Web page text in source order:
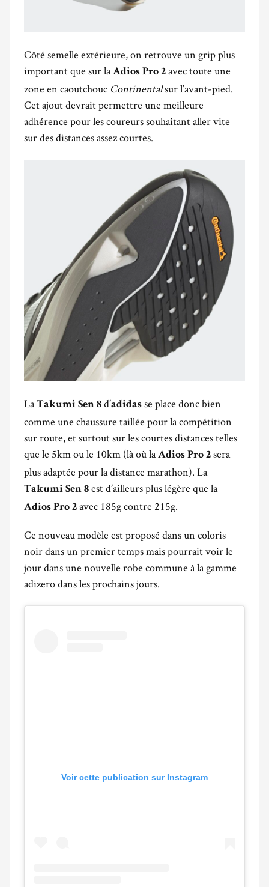
Côté semelle extérieure, on retrouve un grip plus
important que sur laAdios Pro 2 avec toute une
zone en caoutchouc Continentalsur l’avant-pied.
Cet ajout devrait permettre une meilleure
adhérence pour les coureurs souhaitant aller vite
sur des distances assez courtes.
LaTakumi Sen 8 d’adidas se place donc bien
comme une chaussure taillée pour la compétition
sur route, et surtout sur les courtes distances telles
que le 5km ou le 10km (là où laAdios Pro 2 sera
plus adaptée pour la distance marathon). La
Takumi Sen 8 est d’ailleurs plus légère que la
Adios Pro 2 avec 185g contre 215g.
Ce nouveau modèle est proposé dans un coloris
noir dans un premier temps mais pourrait voir le
jour dans une nouvelle robe commune à la gamme
adizero dans les prochains jours.
Voir cette publication sur Instagram